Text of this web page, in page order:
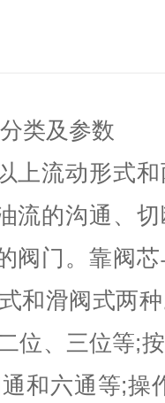
类及参数
上流动形式
流的沟通、
阀门。靠阀
和滑阀式两
位、三位等;
和六通等;操